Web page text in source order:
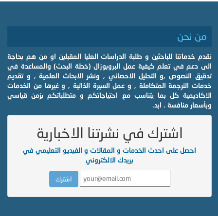
من نحن
نقدم خدماتنا للباحثين و طلبة الدراسات العليا المقبلين او من هم بحاجة
الى دعم في تعلم كيفية عمل البروبوزال (خطة البحث) والمساعدة في
تدقيق النصوص ,و التحليل الاحصائي , ونشر الابحاث العلمية , و تقديم
خدمات الترجمة المتكاملة , و عمل السيرة الذاتية , و غيرها من الخدمات
الاكاديمية كل بما يتناسب مع احتياجاتكم و متطلباتكم بزمن قياسي
وبأسعار منافسة . ابد.
اشترك في نشرتنا الاخبارية
احصل على احدث الخدمات و المقالات و الفيديو التعليمي في
بريدك الالكتروني